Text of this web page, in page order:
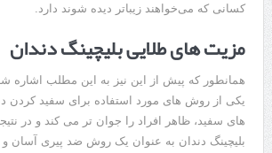
کسانی که می‌خواهند زیباتر دیده شوند دارد.
مزیت های طلایی بلیچینگ دندان
همانطور که پیش از این نیز به این مطلب اشاره
یکی از روش های مورد استفاده برای سفید کردن
های سفید، ظاهر افراد را جوان تر می کند و در
بلیچینگ دندان به عنوان یک روش ضد پیری آسان و